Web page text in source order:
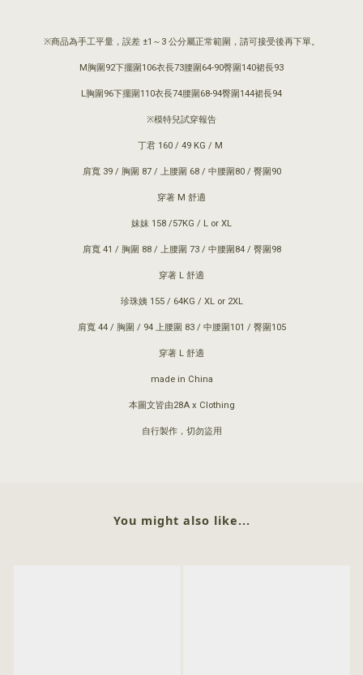
※商品為手工平量，誤差 ±1～3 公分屬正常範圍，請可接受後再下單。
M胸圍92下擺圍106衣長73腰圍64-90臀圍140裙長93
L胸圍96下擺圍110衣長74腰圍68-94臀圍144裙長94
※模特兒試穿報告
丁君 160 / 49 KG / M
肩寬 39 / 胸圍 87 / 上腰圍 68 / 中腰圍80 / 臀圍90
穿著 M 舒適
妹妹 158 /57KG / L or XL
肩寬 41 / 胸圍 88 / 上腰圍 73 / 中腰圍84 / 臀圍98
穿著 L 舒適
珍珠姨 155 / 64KG / XL or 2XL
肩寬 44 / 胸圍 / 94 上腰圍 83 / 中腰圍101 / 臀圍105
穿著 L 舒適
made in China
本圖文皆由28A x Clothing
自行製作，切勿盜用
You might also like...